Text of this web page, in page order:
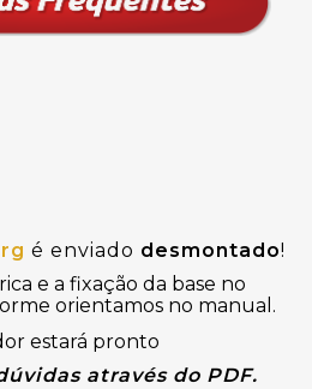
é enviado desmontado!
e a fixação da base no
orientamos no manual.
estará pronto
através do PDF.